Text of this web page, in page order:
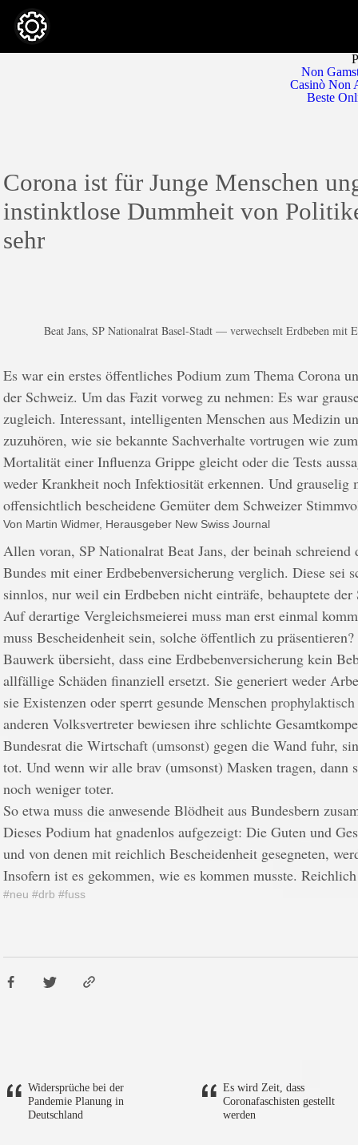
Corona ist für Junge Menschen
instinktlose Dummheit von
sehr
Beat Jans, SP Nationalrat Basel-Stadt — verwechselt Erdbeben mit
Es war ein erstes öffentliches Podium zum Thema Corona
der Schweiz. Um das Fazit vorweg zu nehmen: Es war
zugleich. Interessant, intelligenten Menschen aus Medizin
zuzuhören, wie sie bekannte Sachverhalte vortrugen wie
Mortalität einer Influenza Grippe gleicht oder die Tests
weder Krankheit noch Infektiosität erkennen. Und grauselig
offensichtlich bescheidene Gemüter dem Schweizer
Von Martin Widmer, Herausgeber New Swiss Journal
Allen voran, SP Nationalrat Beat Jans, der beinah schreiend
Bundes mit einer Erdbebenversicherung verglich. Diese sei
sinnlos, nur weil ein Erdbeben nicht einträfe, behauptete
Auf derartige Vergleichsmeierei muss man erst einmal
muss Bescheidenheit sein, solche öffentlich zu
Bauwerk übersieht, dass eine Erdbebenversicherung kein
allfällige Schäden finanziell ersetzt. Sie generiert weder
sie Existenzen oder sperrt gesunde Menschen prophylaktisch
anderen Volksvertreter bewiesen ihre schlichte
Bundesrat die Wirtschaft (umsonst) gegen die Wand fuhr,
tot. Und wenn wir alle brav (umsonst) Masken tragen, dann
noch weniger toter.
So etwa muss die anwesende Blödheit aus Bundesbern
Dieses Podium hat gnadenlos aufgezeigt: Die Guten und
und von denen mit reichlich Bescheidenheit gesegneten,
Insofern ist es gekommen, wie es kommen musste.
#neu #drb #fuss
Widersprüche bei der
Pandemie Planung in
Deutschland
Es wird Zeit, dass
Coronafaschisten gestellt
werden
Non
Casinò Non
Beste